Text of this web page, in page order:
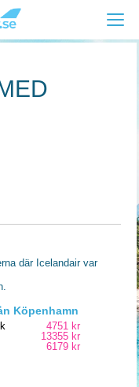
där Icelandair var
Köpenhamn
4751 kr
13355 kr
6179 kr